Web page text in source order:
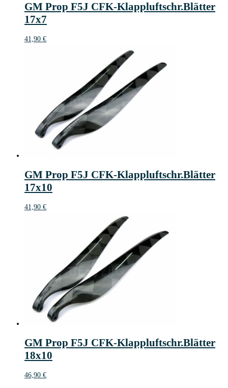
GM Prop F5J CFK-Klappluftschr.Blätter
17x7
41,90 €
GM Prop F5J CFK-Klappluftschr.Blätter
17x10
41,90 €
GM Prop F5J CFK-Klappluftschr.Blätter
18x10
46,90 €